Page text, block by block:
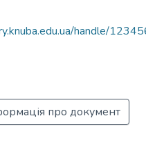
handle/
про документ